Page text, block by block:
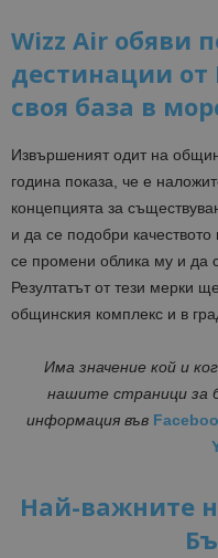
Wizz Air обяви
дестинации от
своя база в
Извършеният одит на
година показа, че е
концепцията за
и да се подобри
се промени облика му и да
Резултатът от тези мерки
общинския комплекс и в
Има значение кой и
нашите страници за
информация във
Най-важните